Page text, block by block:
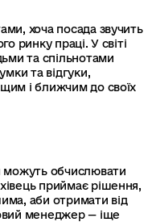
хоча посада звучить
ринку праці. У світі
та спільнотами
та відгуки,
і ближчим до своїх
можуть обчислювати
приймає рішення,
аби отримати від
менеджер — іще